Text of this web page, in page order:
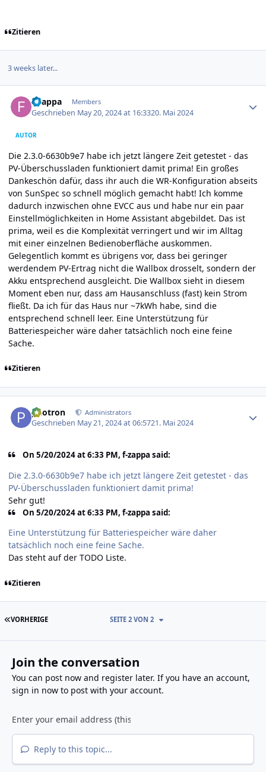
Zitieren
3 weeks later...
f-zappa Members
Geschrieben May 20, 2024 at 16:3320. Mai 2024
AUTOR
Die 2.3.0-6630b9e7 habe ich jetzt längere Zeit getestet - das
PV-Überschussladen funktioniert damit prima! Ein großes
Dankeschön dafür, dass ihr auch die WR-Konfiguration abseits
von SunSpec so schnell möglich gemacht habt! Ich komme
dadurch inzwischen ohne EVCC aus und habe nur ein paar
Einstellmöglichkeiten in Home Assistant abgebildet. Das ist
prima, weil es die Komplexität verringert und wir im Alltag
mit einer einzelnen Bedienoberfläche auskommen.
Gelegentlich kommt es übrigens vor, dass bei geringer
werdendem PV-Ertrag nicht die Wallbox drosselt, sondern der
Akku entsprechend ausgleicht. Die Wallbox sieht in diesem
Moment eben nur, dass am Hausanschluss (fast) kein Strom
fließt. Da ich für das Haus nur ~7kWh habe, sind die
entsprechend schnell leer. Eine Unterstützung für
Batteriespeicher wäre daher tatsächlich noch eine feine
Sache.
Zitieren
photron Administrators
Geschrieben May 21, 2024 at 06:5721. Mai 2024
On 5/20/2024 at 6:33 PM, f-zappa said:
Die 2.3.0-6630b9e7 habe ich jetzt längere Zeit getestet - das
PV-Überschussladen funktioniert damit prima!
Sehr gut!
On 5/20/2024 at 6:33 PM, f-zappa said:
Eine Unterstützung für Batteriespeicher wäre daher
tatsächlich noch eine feine Sache.
Das steht auf der TODO Liste.
Zitieren
ERSTE SEITE
VORHERIGE SEITE 2 VON 2
Join the conversation
You can post now and register later. If you have an account,
sign in nowto post with your account.
Reply to this topic...